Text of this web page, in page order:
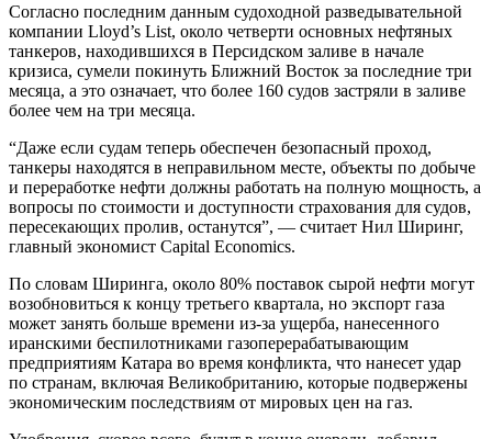
Согласно последним данным судоходной разведывательной
компании Lloyd’s List, около четверти основных нефтяных
танкеров, находившихся в Персидском заливе в начале
кризиса, сумели покинуть Ближний Восток за последние три
месяца, а это означает, что более 160 судов застряли в заливе
более чем на три месяца.
“Даже если судам теперь обеспечен безопасный проход,
танкеры находятся в неправильном месте, объекты по добыче
и переработке нефти должны работать на полную мощность, а
вопросы по стоимости и доступности страхования для судов,
пересекающих пролив, останутся”, — считает Нил Ширинг,
главный экономист Capital Economics.
По словам Ширинга, около 80% поставок сырой нефти могут
возобновиться к концу третьего квартала, но экспорт газа
может занять больше времени из-за ущерба, нанесенного
иранскими беспилотниками газоперерабатывающим
предприятиям Катара во время конфликта, что нанесет удар
по странам, включая Великобританию, которые подвержены
экономическим последствиям от мировых цен на газ.